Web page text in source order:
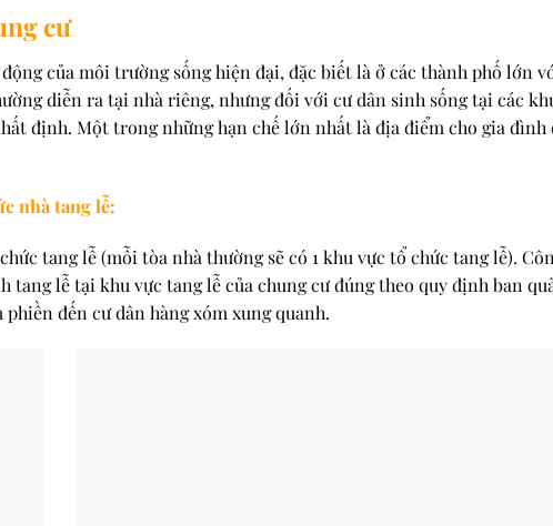
cư
của môi trường sống hiện đại, đặc biết là ở các thành phố lớn
diễn ra tại nhà riêng, nhưng đối với cư dân sinh sống tại các
định. Một trong những hạn chế lớn nhất là địa điểm cho gia đình
nhà tang lễ:
tang lễ (mỗi tòa nhà thường sẽ có 1 khu vực tổ chức tang lễ).
lễ tại khu vực tang lễ của chung cư đúng theo quy định ban
đến cư dân hàng xóm xung quanh.